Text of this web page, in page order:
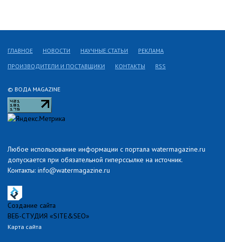
© ВОДА MAGAZINE
Любое использование информации с портала watermagazine.ru
допускается при обязательной гиперссылке на источник.
Контакты: info@watermagazine.ru
ГЛАВНОЕ НОВОСТИ НАУЧНЫЕ СТАТЬИ РЕКЛАМА
ПРОИЗВОДИТЕЛИ И ПОСТАВЩИКИ КОНТАКТЫ RSS
Создание сайта
ВЕБ-СТУДИЯ «SITE&SEO»
Карта сайта